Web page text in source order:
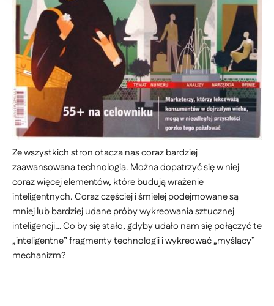
Ze wszystkich stron otacza nas coraz bardziej
zaawansowana technologia. Można dopatrzyć się w niej
coraz więcej elementów, które budują wrażenie
inteligentnych. Coraz częściej i śmielej podejmowane są
mniej lub bardziej udane próby wykreowania sztucznej
inteligencji… Co by się stało, gdyby udało nam się połączyć te
„inteligentne” fragmenty technologii i wykreować „myślący”
mechanizm?